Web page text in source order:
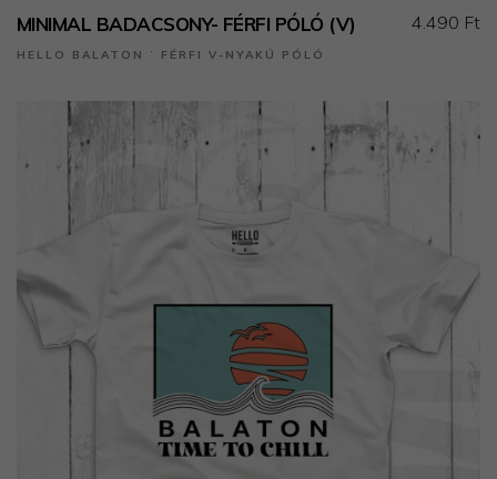
MINIMAL BADACSONY- FÉRFI PÓLÓ (V)
HELLO BALATON ˙ FÉRFI V-NYAKÚ PÓLÓ
4.490 Ft